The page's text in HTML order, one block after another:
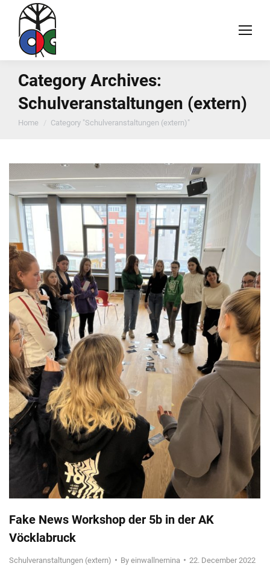
Category Archives:
Schulveranstaltungen (extern)
You are here:
Home Category "Schulveranstaltungen (extern)"
Fake News Workshop der 5b in der AK
Vöcklabruck
Schulveranstaltungen (extern) By einwallnernina 22. December 2022